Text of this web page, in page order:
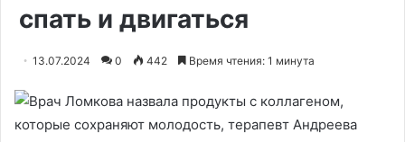
спать и двигаться
13.07.2024 0 442 Время чтения: 1 минута